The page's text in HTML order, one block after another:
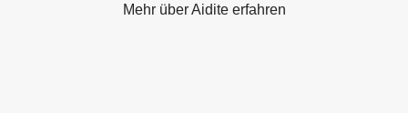
Mehr über Aidite erfahren